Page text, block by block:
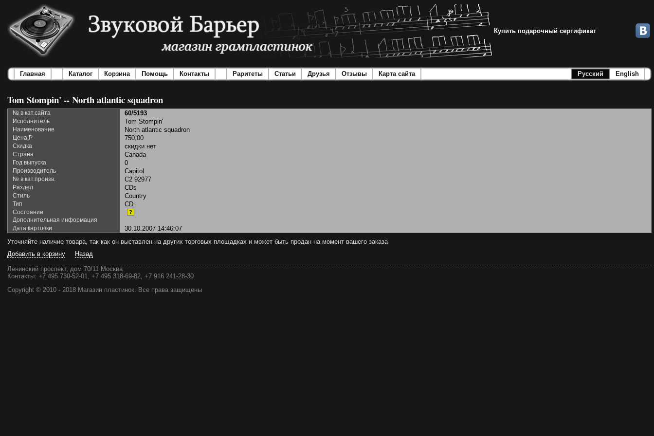
Купить подарочный сертификат
Главная Каталог Корзина Помощь Контакты Раритеты Статьи Друзья Отзывы Карта сайта Русский English
Tom Stompin' -- North atlantic squadron
№ в кат.сайта 60/5193
Исполнитель Tom Stompin'
Наименование North atlantic squadron
Цена,Р 750,00
Скидка скидки нет
Страна Canada
Год выпуска 0
Производитель Capitol
№ в кат.произв. C2 92977
Раздел CDs
Стиль Country
Тип CD
Состояние ?
Дополнительная информация
Дата карточки
30.10.2007 14:46:07
Уточняйте наличие товара, так как он выставлен на других торговых площадках и может быть продан на момент вашего заказа
Добавить в корзину
Назад
Ленинский проспект, дом 70/11 Москва
Контакты: +7 495 730-52-01, +7 495 318-69-82, +7 916 241-28-30
Copyright © 2010 - 2018 Магазин пластинок. Все права защищены